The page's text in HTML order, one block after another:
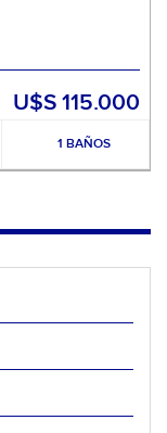
U$S 115.000
1 BAÑOS